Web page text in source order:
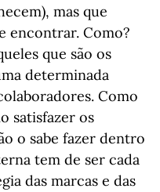
mas que
encontrar. Como?
que são os
determinada
Como
satisfazer os
o sabe fazer dentro
tem de ser cada
das marcas e das